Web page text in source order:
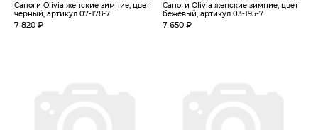
Сапоги Olivia женские зимние, цвет
черный, артикул 07-178-7
7 820 ₽
Сапоги Olivia женские зимние, цвет
бежевый, артикул 03-195-7
7 650 ₽